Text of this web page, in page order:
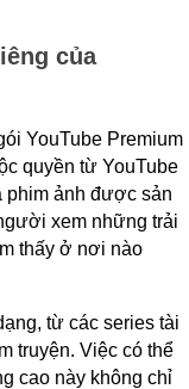
của
YouTube Premium
quyền từ YouTube
ảnh được sản
xem những trải
thấy ở nơi nào
từ các series tài
truyện. Việc có thể
cao này không chỉ